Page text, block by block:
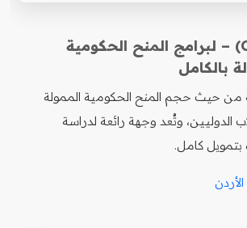
2. الصين (China) – لبرامج المنح الحكومية
بالكامل
من حيث حجم المنح الحكومية الممولة
الدوليين، وتُعد وجهة رائعة لدراسة
بتمويل كامل.